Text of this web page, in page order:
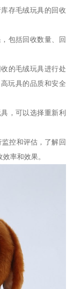
存毛绒玩具的回收
包括回收数量、回
的毛绒玩具进行处
玩具的品质和安全
，可以选择重新利
控和评估，了解回
率和效果。